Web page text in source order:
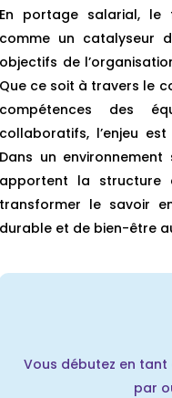
En portage salarial, le
comme un catalyseur
objectifs de
Que ce soit à travers le
compétences des
collaboratifs, l’enjeu
Dans un
apportent la structure
transformer le savoir
durable et de bien-être
Vous débutez en tant
par